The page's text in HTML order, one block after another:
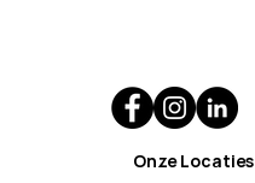
Onze Locaties